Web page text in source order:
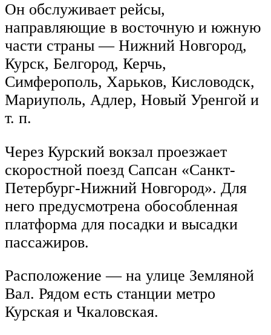
Он обслуживает рейсы,
направляющие в восточную и южную
части страны — Нижний Новгород,
Курск, Белгород, Керчь,
Симферополь, Харьков, Кисловодск,
Мариуполь, Адлер, Новый Уренгой и
т. п.
Через Курский вокзал проезжает
скоростной поезд Сапсан «Санкт-
Петербург-Нижний Новгород». Для
него предусмотрена обособленная
платформа для посадки и высадки
пассажиров.
Расположение — на улице Земляной
Вал. Рядом есть станции метро
Курская и Чкаловская.